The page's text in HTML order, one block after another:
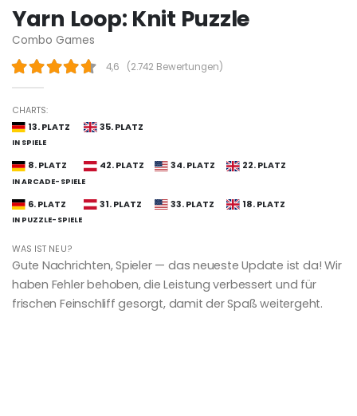
Yarn Loop: Knit Puzzle
Combo Games
4,6 (2.742 Bewertungen)
CHARTS:
13. PLATZ
35. PLATZ
IN SPIELE
8. PLATZ 42. PLATZ 34. PLATZ 22. PLATZ
IN ARCADE-SPIELE
6. PLATZ 31. PLATZ 33. PLATZ 18. PLATZ
IN PUZZLE-SPIELE
WAS IST NEU?
Gute Nachrichten, Spieler — das neueste Update ist da! Wir
haben Fehler behoben, die Leistung verbessert und für
frischen Feinschliff gesorgt, damit der Spaß weitergeht.